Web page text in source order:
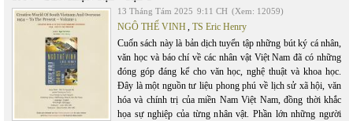
13 Tháng Tám 2025 9:11 CH (Xem: 12059)
NGÔ THẾ VINH, TS Eric Henry
Cuốn sách này là bản dịch tuyển tập những bút ký cá nhân,
văn học và báo chí về các nhân vật Việt Nam đã có những
đóng góp đáng kể cho văn học, nghệ thuật và khoa học.
Đây là một nguồn tư liệu phong phú về lịch sử xã hội, văn
hóa và chính trị của miền Nam Việt Nam, đồng thời khắc
họa sự nghiệp của từng nhân vật. Phần lớn những người